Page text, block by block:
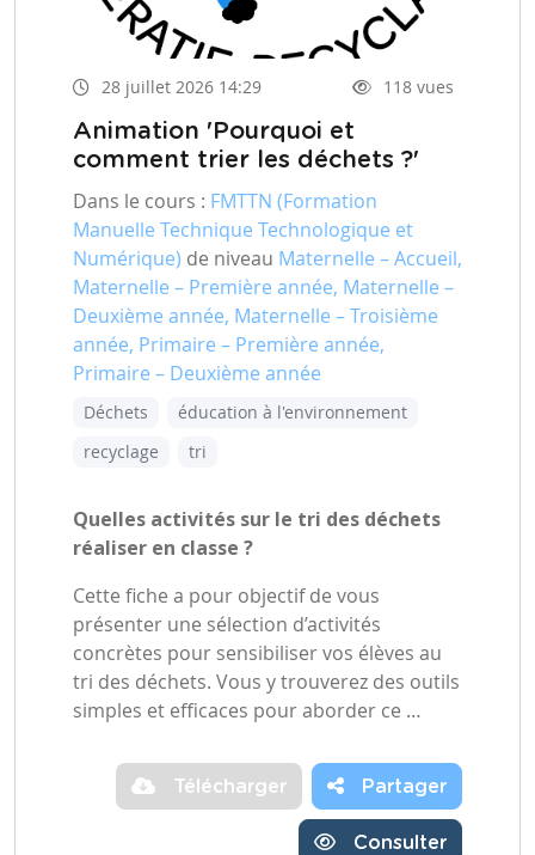
28 juillet 2026 14:29 118 vues
Animation 'Pourquoi et
comment trier les déchets ?'
Dans le cours : FMTTN (Formation
Manuelle Technique Technologique et
Numérique) de niveau Maternelle – Accueil,
Maternelle – Première année, Maternelle –
Deuxième année, Maternelle – Troisième
année, Primaire – Première année,
Primaire – Deuxième année
Déchets
éducation à l'environnement
recyclage
tri
Quelles activités sur le tri des déchets
réaliser en classe ?
Cette fiche a pour objectif de vous
présenter une sélection d’activités
concrètes pour sensibiliser vos élèves au
tri des déchets. Vous y trouverez des outils
simples et efficaces pour aborder ce …
Télécharger Partager
Consulter